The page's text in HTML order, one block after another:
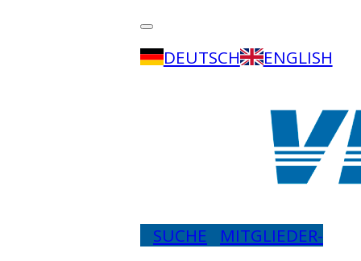
DEUTSCH ENGLISH
SUCHE
MITGLIEDER-